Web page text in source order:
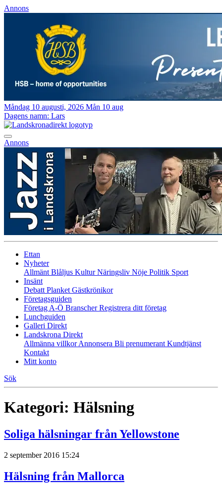
Annons
Måndag 10 augusti, 2026 Mån 10 aug
Dagens namn: Lars
Annons
Ettan
Nyheter
Allmänt Blåljus KulturNäringsliv Nöje Politik Sport
Insänt
Debatt Planket Gästkrönikor
Företagsguiden
Företag A-Ö BranscherRegistrera ditt företag
Lunchguiden
Galleri Direkt
Landskrona Direkt
Allmänna villkorAnnonsera Bli prenumerant Kundtjänst
Kontakt
Mitt konto
Sök
Kategori: Hälsning
Soliga hälsningar från Yellowstone
2 september 2016 15:24
Hälsning från Mallorca